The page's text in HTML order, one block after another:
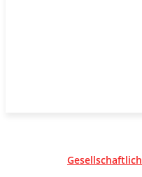
Gesellschaftlich